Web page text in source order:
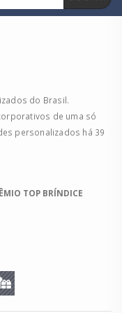
do Brasil.
de uma só
personalizados há 39
TOP BRÍNDICE